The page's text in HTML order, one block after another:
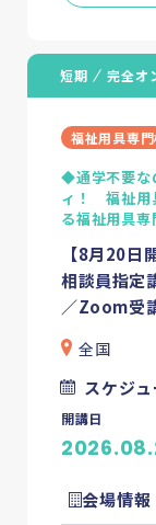
短期 完全オ
福祉用具専
◆通学不要な
ィ！ 福祉用
る福祉用具
【8月20日
相談員指定
／Zoom受
全国
スケジ
開講日
会場情報